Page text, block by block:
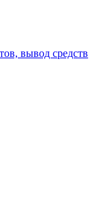
вывод средств